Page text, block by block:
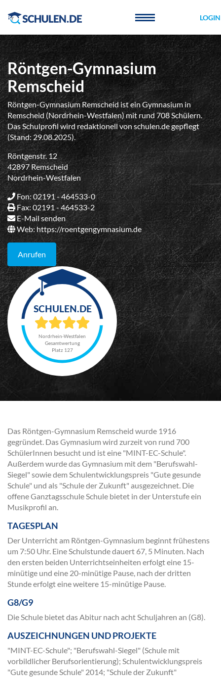
LOGIN
Röntgen-Gymnasium
Remscheid
Röntgen-Gymnasium Remscheid ist ein Gymnasium in
Remscheid (Nordrhein-Westfalen) mit rund 708 Schülern.
Das Schulprofil wird redaktionell von schulen.de gepflegt
(Stand: 29.08.2025).
Röntgenstr. 12
42897 Remscheid
Nordrhein-Westfalen
Fon: 02191 - 464533-0
Fax: 02191 - 464533-2
E-Mail senden
Web:https://roentgengymnasium.de
Anrufen
Nordrhein-Westfalen
Gesamtwertung
Platz 127
Das Röntgen-Gymnasium Remscheid wurde 1916
gegründet. Das Gymnasium wird zurzeit von rund 700
SchülerInnen besucht und ist eine "MINT-EC-Schule".
Außerdem wurde das Gymnasium mit dem "Berufswahl-
Siegel" sowie dem Schulentwicklungspreis "Gute gesunde
Schule" und als "Schule der Zukunft" ausgezeichnet. Die
offene Ganztagsschule Schule bietet in der Unterstufe ein
Musikprofil an.
TAGESPLAN
Der Unterricht am Röntgen-Gymnasium beginnt frühestens
um 7:50 Uhr. Eine Schulstunde dauert 67, 5 Minuten. Nach
den ersten beiden Unterrichtseinheiten erfolgt eine 15-
minütige und eine 20-minütige Pause, nach der dritten
Stunde erfolgt eine weitere 15-minütige Pause.
G8/G9
Die Schule bietet das Abitur nach acht Schuljahren an (G8).
AUSZEICHNUNGEN UND PROJEKTE
"MINT-EC-Schule"; "Berufswahl-Siegel" (Schule mit
vorbildlicher Berufsorientierung); Schulentwicklungspreis
"Gute gesunde Schule" 2014; "Schule der Zukunft"